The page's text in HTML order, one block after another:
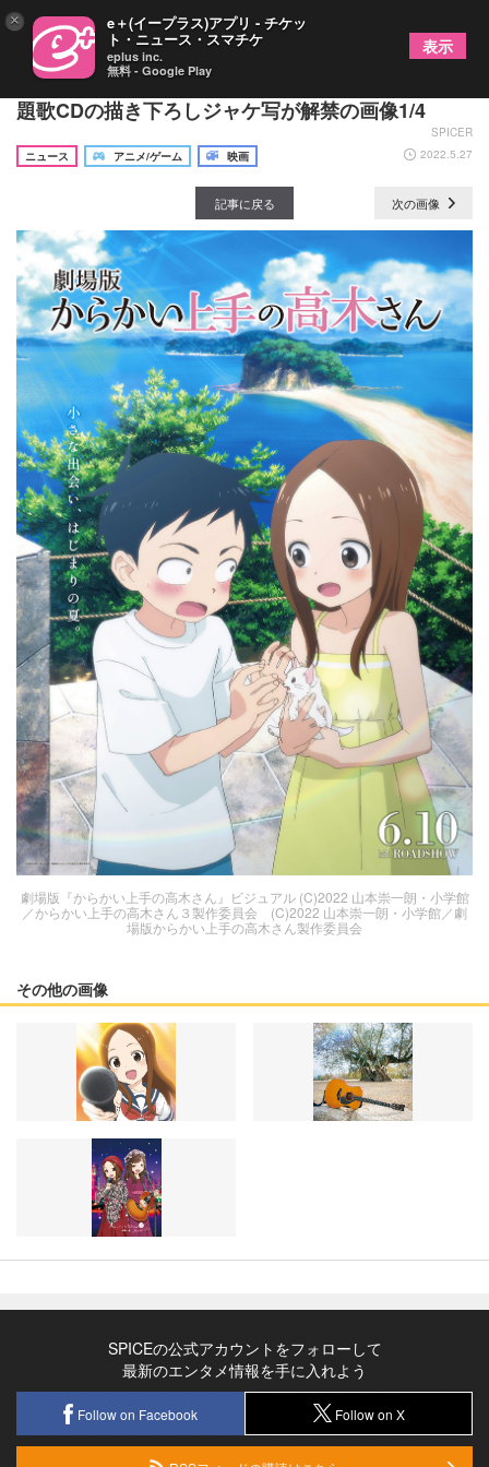
『からかい上手の高木さん』3期OP・ED&劇場版主
題歌CDの描き下ろしジャケ写が解禁の画像1/4
SPICER
ニュース
アニメ/ゲーム 映画 2022.5.27
記事に戻る 次の画像
劇場版『からかい上手の高木さん』ビジュアル (C)2022 山本崇一朗・小学館
／からかい上手の高木さん３製作委員会 (C)2022 山本崇一朗・小学館／劇
場版からかい上手の高木さん製作委員会
その他の画像
SPICEの公式アカウントをフォローして
最新のエンタメ情報を手に入れよう
Follow on Facebook Follow on X
× e＋(イープラス)アプリ - チケッ
ト・ニュース・スマチケ
eplus inc.
無料 - Google Play
表示